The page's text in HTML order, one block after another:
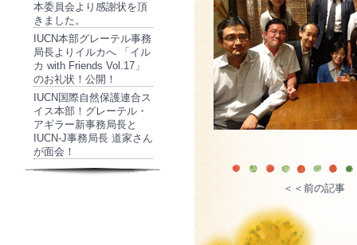
本委員会より感謝状を頂
きました。
IUCN本部グレーテル事務
局長よりイルカへ 「イル
カ with Friends Vol.17」
のお礼状！公開！
IUCN国際自然保護連合ス
イス本部！グレーテル・
アギラー新事務局長と
IUCN-J事務局長 道家さん
が面会！
＜＜前の記事